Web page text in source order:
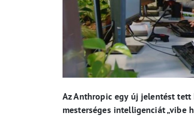
Az Anthropic egy új jelentést tett
mesterséges intelligenciát „vibe